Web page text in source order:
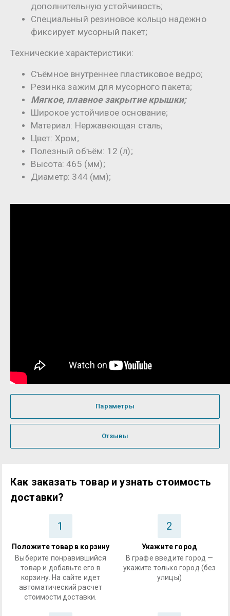
дополнительную устойчивость;
Специальный резиновое кольцо надежно
фиксирует мусорный пакет;
Технические характеристики:
Съёмное внутреннее пластиковое ведро;
Резинка зажим для мусорного пакета;
Мягкое, плавное закрытие крышки;
Широкое устойчивое основание;
Материал: Нержавеющая сталь;
Цвет: Хром;
Полезный объём: 12 (л);
Высота: 465 (мм);
Диаметр: 344 (мм);
Параметры
Отзывы
Как заказать товар и узнать стоимость
доставки?
1
Положите товар в корзину
Выберите понравившийся
товар и добавьте его в
корзину. На сайте идет
автоматический расчет
стоимости доставки.
2
Укажите город
В графе введите город —
укажите только город (без
улицы)